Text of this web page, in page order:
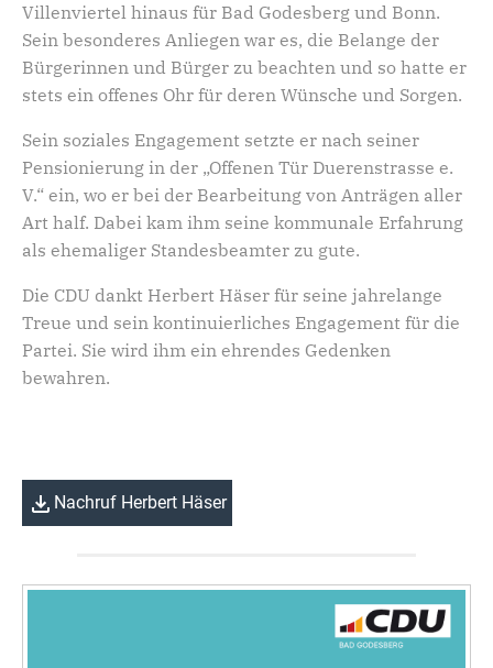
Villenviertel hinaus für Bad Godesberg und Bonn.
Sein besonderes Anliegen war es, die Belange der
Bürgerinnen und Bürger zu beachten und so hatte er
stets ein offenes Ohr für deren Wünsche und Sorgen.
Sein soziales Engagement setzte er nach seiner
Pensionierung in der „Offenen Tür Duerenstrasse e.
V.“ ein, wo er bei der Bearbeitung von Anträgen aller
Art half. Dabei kam ihm seine kommunale Erfahrung
als ehemaliger Standesbeamter zu gute.
Die CDU dankt Herbert Häser für seine jahrelange
Treue und sein kontinuierliches Engagement für die
Partei. Sie wird ihm ein ehrendes Gedenken
bewahren.
Nachruf Herbert Häser